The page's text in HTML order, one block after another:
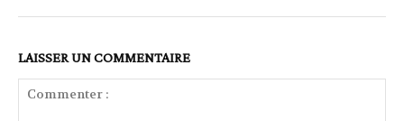
LAISSER UN COMMENTAIRE